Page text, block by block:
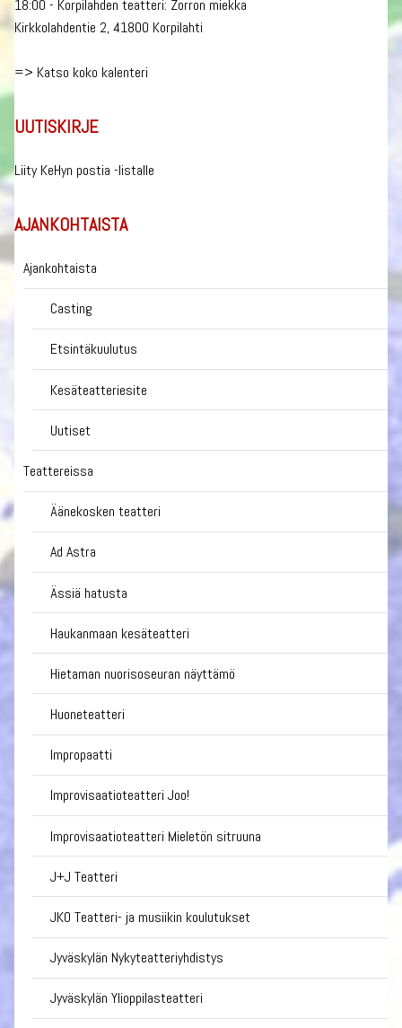
18:00 - Korpilahden teatteri: Zorron miekka
Kirkkolahdentie 2, 41800 Korpilahti
=> Katso koko kalenteri
UUTISKIRJE
Liity KeHyn postia -listalle
AJANKOHTAISTA
Ajankohtaista
Casting
Etsintäkuulutus
Kesäteatteriesite
Uutiset
Teattereissa
Äänekosken teatteri
Ad Astra
Ässiä hatusta
Haukanmaan kesäteatteri
Hietaman nuorisoseuran näyttämö
Huoneteatteri
Impropaatti
Improvisaatioteatteri Joo!
Improvisaatioteatteri Mieletön sitruuna
J+J Teatteri
JKO Teatteri- ja musiikin koulutukset
Jyväskylän Nykyteatteriyhdistys
Jyväskylän Ylioppilasteatteri